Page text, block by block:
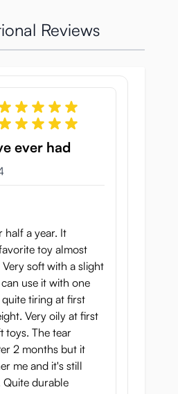
känns trevlig att ta tag i
är även bra att
På framsidan har
Fuwatoro stora
ger en vy över
Materialet är svårt att
känna det för att
en lösvaginan applicerar
glidmedel i tunneln. Med
går det väldigt
genast in två fingrar ...
hon är verkligen
knytnäve också passa
att jag lade till min
Reviews
ever had
half a year. It
toy almost
Very soft with a slight
use it with one
tiring at first
Very oily at first
toys. The tear
2 months but it
me and it's still
Quite durable